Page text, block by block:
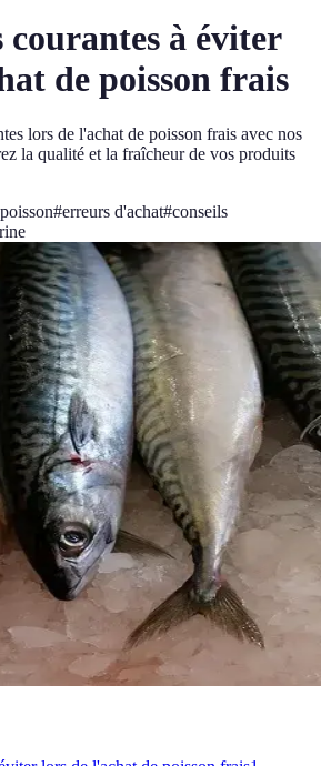
courantes à éviter
de poisson frais
lors de l'achat de poisson frais avec nos
la qualité et la fraîcheur de vos produits
#erreurs d'achat#conseils